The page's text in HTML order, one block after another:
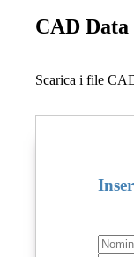
CAD Data
Scarica i file